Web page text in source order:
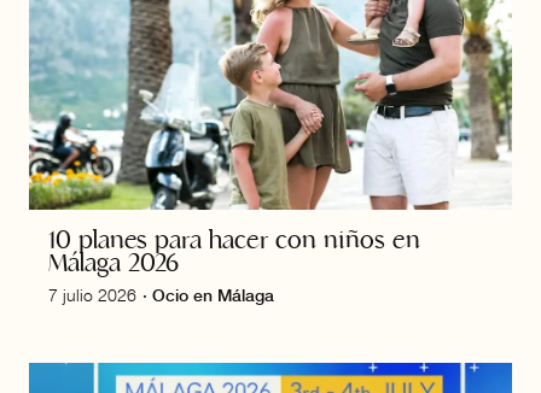
10 planes para hacer con niños en
Málaga 2026
7 julio 2026 · Ocio en Málaga